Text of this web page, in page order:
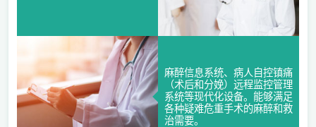
麻醉信息系统、病人自控镇痛
（术后和分娩）远程监控管理
系统等现代化设备。能够满足
各种疑难危重手术的麻醉和救
治需要。